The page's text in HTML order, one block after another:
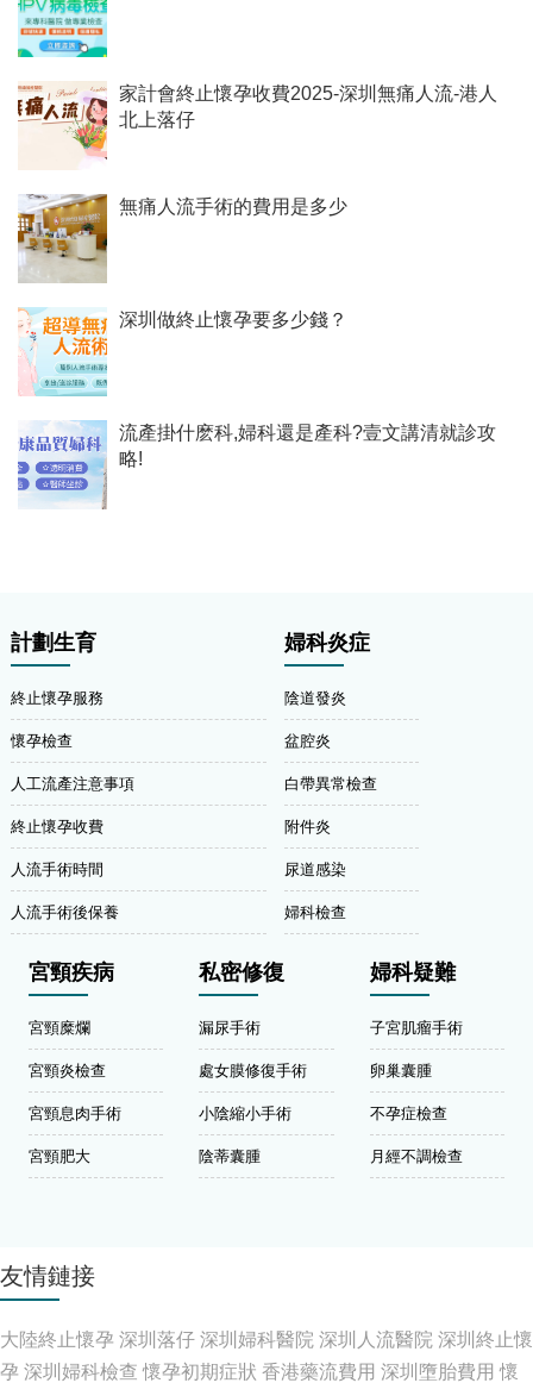
家計會終止懷孕收費2025-深圳無痛人流-港人
北上落仔
無痛人流手術的費用是多少
深圳做終止懷孕要多少錢？
流產掛什麽科,婦科還是產科?壹文講清就診攻
略!
計劃生育
終止懷孕服務
懷孕檢查
人工流產注意事項
終止懷孕收費
人流手術時間
人流手術後保養
婦科炎症
陰道發炎
盆腔炎
白帶異常檢查
附件炎
尿道感染
婦科檢查
宮頸疾病
宮頸糜爛
宮頸炎檢查
宮頸息肉手術
宮頸肥大
私密修復
漏尿手術
處女膜修復手術
小陰縮小手術
陰蒂囊腫
婦科疑難
子宮肌瘤手術
卵巢囊腫
不孕症檢查
月經不調檢查
友情鏈接
大陸終止懷孕 深圳落仔深圳婦科醫院深圳人流醫院深圳終止懷
孕 深圳婦科檢查 懷孕初期症狀 香港藥流費用 深圳墮胎費用 懷